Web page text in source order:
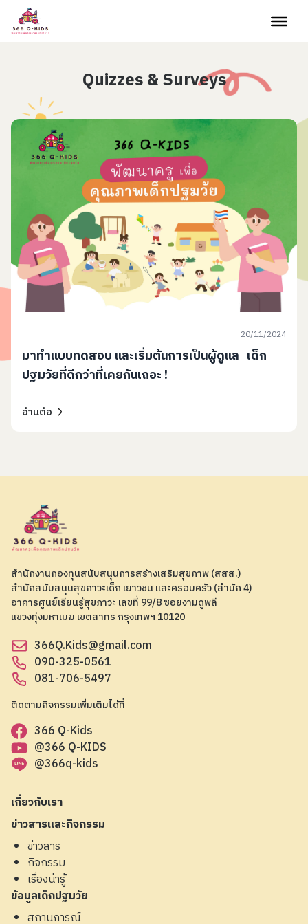
Skip to content
Quizzes & Surveys
20/11/2024
มาทำแบบทดสอบ และเริ่มต้นการเป็นผู้ดูแล เด็ก
ปฐมวัยที่ดีกว่าที่เคยกันเถอะ !
อ่านต่อ
สำนักงานกองทุนสนับสนุนการสร้างเสริมสุขภาพ (สสส.)
สำนักสนับสนุนสุขภาวะเด็ก เยาวชน และครอบครัว (สำนัก 4)
อาคารศูนย์เรียนรู้สุขภาวะ เลขที่ 99/8 ซอยงามดูพลี
แขวงทุ่งมหาเมฆ เขตสาทร กรุงเทพฯ 10120
366Q.Kids@gmail.com
090-325-0561
081-706-5497
เกี่ยวกับเรา
ข่าวสารและกิจกรรม
ข่าวสาร
กิจกรรม
เรื่องน่ารู้
ข้อมูลเด็กปฐมวัย
สถานการณ์
ติดตามกิจกรรมเพิ่มเติมได้ที่
366 Q-Kids
@366 Q-KIDS
@366q-kids